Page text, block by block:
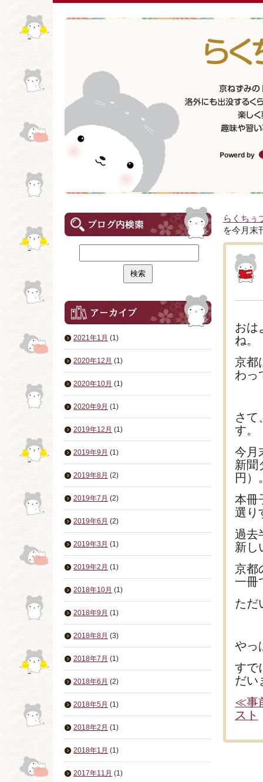
2021年1月 (1)
2020年12月 (1)
2020年10月 (1)
2020年9月 (1)
2019年12月 (1)
2019年9月 (1)
2019年8月 (2)
2019年7月 (2)
2019年6月 (2)
2019年3月 (1)
2019年2月 (1)
2018年10月 (1)
2018年9月 (1)
2018年8月 (3)
2018年7月 (1)
2018年6月 (2)
2018年5月 (1)
2018年2月 (1)
2018年1月 (1)
2017年11月 (1)
らくちぅ
を今月末
おは
ね。
京都
わっ
さて
す。
今月
新聞
円）
本冊
選り
過去
新し
京都
一冊
ただ
やっ
すで
だい
≪事
スト